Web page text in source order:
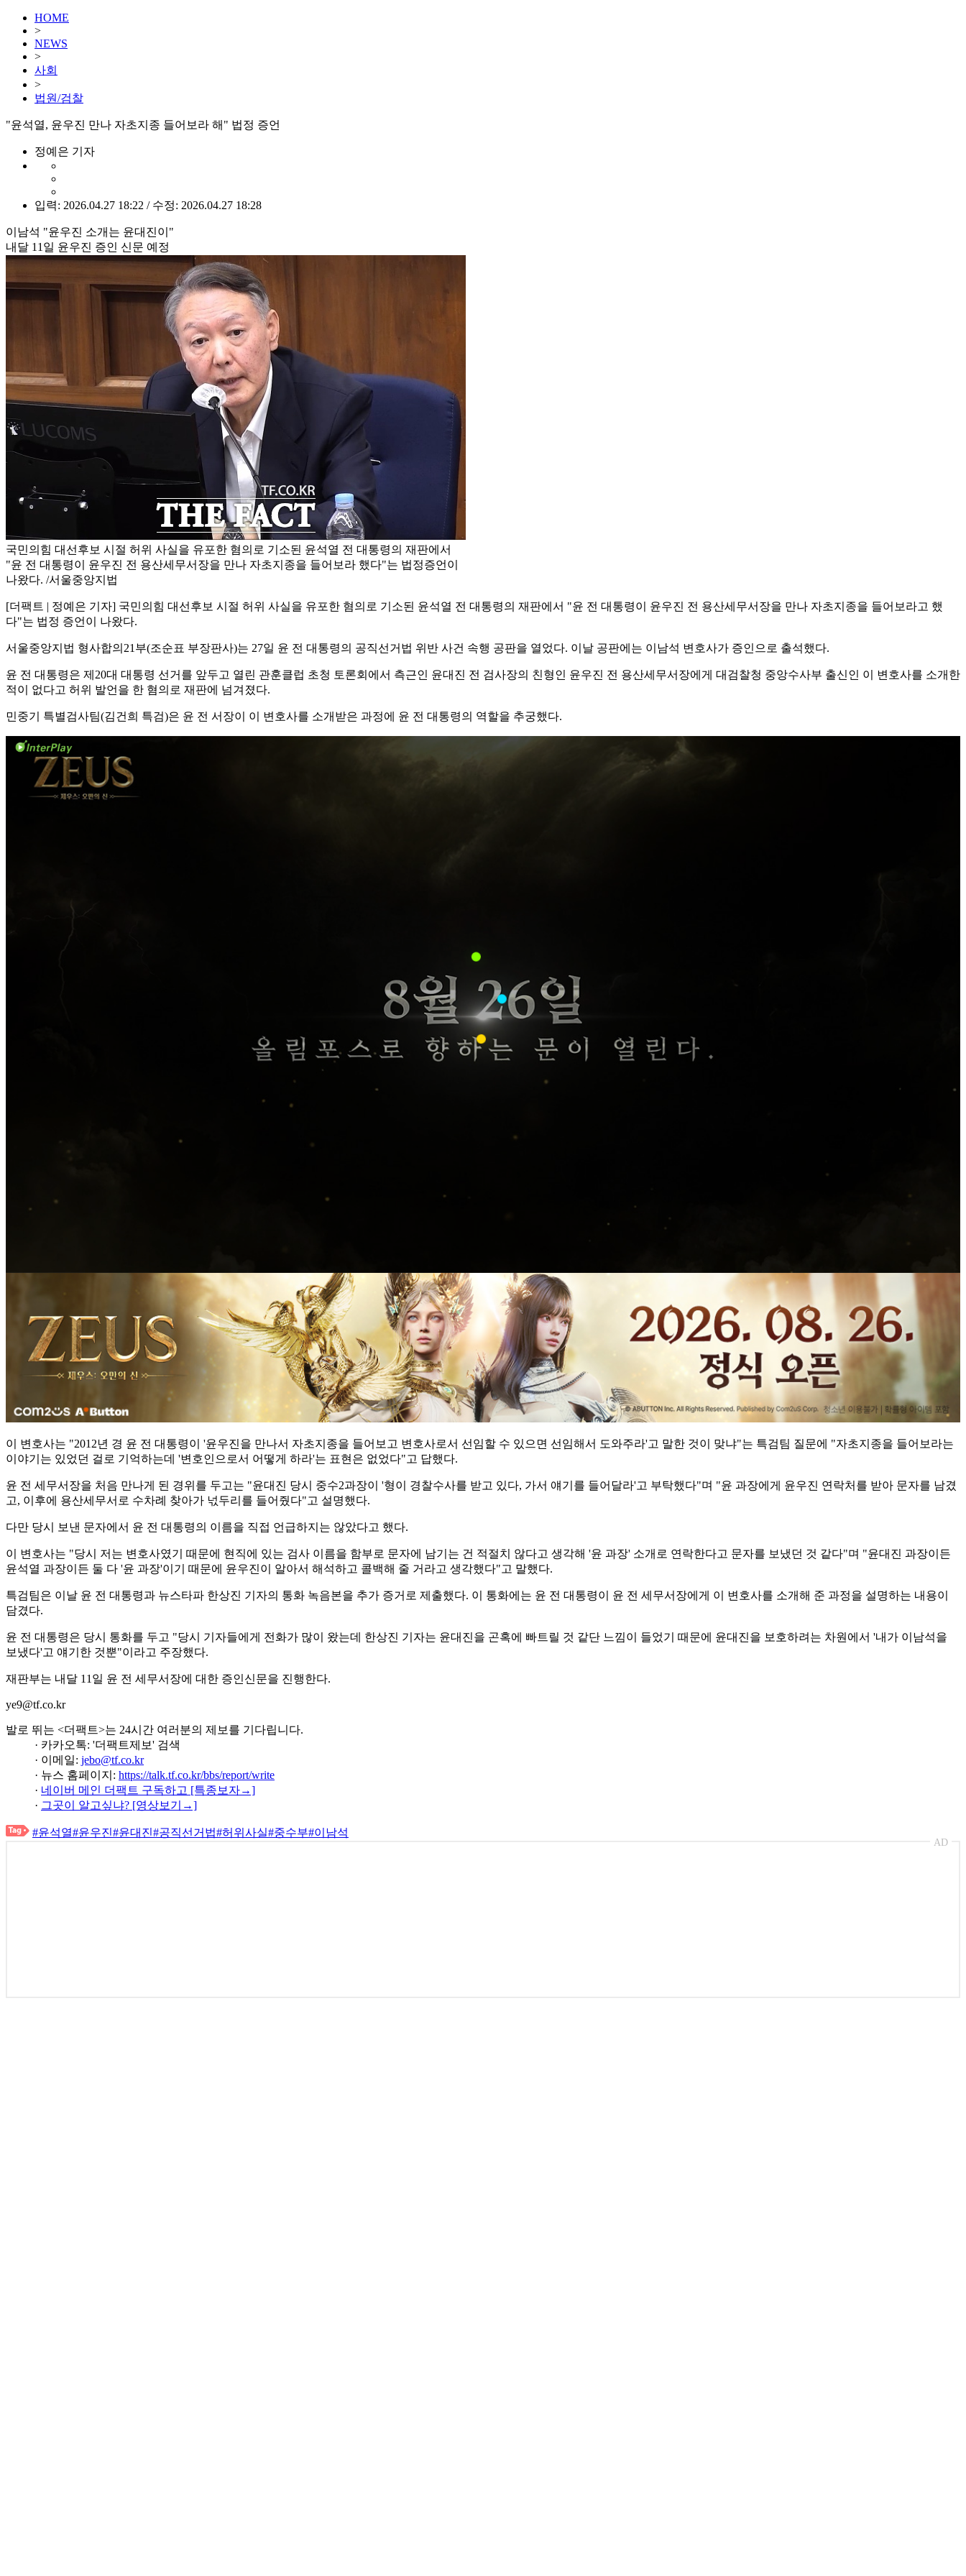
HOME
>
NEWS
>
사회
>
법원/검찰
"윤석열, 윤우진 만나 자초지종 들어보라 해" 법정 증언
정예은 기자
입력: 2026.04.27 18:22 / 수정: 2026.04.27 18:28
이남석 "윤우진 소개는 윤대진이"
내달 11일 윤우진 증인 신문 예정
국민의힘 대선후보 시절 허위 사실을 유포한 혐의로 기소된 윤석열 전 대통령의 재판에서
"윤 전 대통령이 윤우진 전 용산세무서장을 만나 자초지종을 들어보라 했다"는 법정증언이
나왔다. /서울중앙지법
[더팩트 | 정예은 기자] 국민의힘 대선후보 시절 허위 사실을 유포한 혐의로 기소된 윤석열 전 대통령의 재판에서 "윤 전 대통령이 윤우진 전 용산세무서장을 만나 자초지종을 들어보라고 했
다"는 법정 증언이 나왔다.
서울중앙지법 형사합의21부(조순표 부장판사)는 27일 윤 전 대통령의 공직선거법 위반 사건 속행 공판을 열었다. 이날 공판에는 이남석 변호사가 증인으로 출석했다.
윤 전 대통령은 제20대 대통령 선거를 앞두고 열린 관훈클럽 초청 토론회에서 측근인 윤대진 전 검사장의 친형인 윤우진 전 용산세무서장에게 대검찰청 중앙수사부 출신인 이 변호사를 소개한
적이 없다고 허위 발언을 한 혐의로 재판에 넘겨졌다.
민중기 특별검사팀(김건희 특검)은 윤 전 서장이 이 변호사를 소개받은 과정에 윤 전 대통령의 역할을 추궁했다.
이 변호사는 "2012년 경 윤 전 대통령이 '윤우진을 만나서 자초지종을 들어보고 변호사로서 선임할 수 있으면 선임해서 도와주라'고 말한 것이 맞냐"는 특검팀 질문에 "자초지종을 들어보라는
이야기는 있었던 걸로 기억하는데 '변호인으로서 어떻게 하라'는 표현은 없었다"고 답했다.
윤 전 세무서장을 처음 만나게 된 경위를 두고는 "윤대진 당시 중수2과장이 '형이 경찰수사를 받고 있다, 가서 얘기를 들어달라'고 부탁했다"며 "윤 과장에게 윤우진 연락처를 받아 문자를 남겼
고, 이후에 용산세무서로 수차례 찾아가 넋두리를 들어줬다"고 설명했다.
다만 당시 보낸 문자에서 윤 전 대통령의 이름을 직접 언급하지는 않았다고 했다.
이 변호사는 "당시 저는 변호사였기 때문에 현직에 있는 검사 이름을 함부로 문자에 남기는 건 적절치 않다고 생각해 '윤 과장' 소개로 연락한다고 문자를 보냈던 것 같다"며 "윤대진 과장이든
윤석열 과장이든 둘 다 '윤 과장'이기 때문에 윤우진이 알아서 해석하고 콜백해 줄 거라고 생각했다"고 말했다.
특검팀은 이날 윤 전 대통령과 뉴스타파 한상진 기자의 통화 녹음본을 추가 증거로 제출했다. 이 통화에는 윤 전 대통령이 윤 전 세무서장에게 이 변호사를 소개해 준 과정을 설명하는 내용이
담겼다.
윤 전 대통령은 당시 통화를 두고 "당시 기자들에게 전화가 많이 왔는데 한상진 기자는 윤대진을 곤혹에 빠트릴 것 같단 느낌이 들었기 때문에 윤대진을 보호하려는 차원에서 '내가 이남석을
보냈다'고 얘기한 것뿐"이라고 주장했다.
재판부는 내달 11일 윤 전 세무서장에 대한 증인신문을 진행한다.
ye9@tf.co.kr
발로 뛰는 <더팩트>는 24시간 여러분의 제보를 기다립니다.
· 카카오톡: '더팩트제보' 검색
· 이메일: jebo@tf.co.kr
· 뉴스 홈페이지: https://talk.tf.co.kr/bbs/report/write
· 네이버 메인 더팩트 구독하고 [특종보자→]
· 그곳이 알고싶냐? [영상보기→]
#윤석열#윤우진#윤대진#공직선거법#허위사실#중수부#이남석
AD